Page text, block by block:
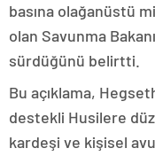
basına olağanüstü
olan Savunma
sürdüğünü belirtti.
Bu açıklama,
destekli Husilere
kardeşi ve kişisel